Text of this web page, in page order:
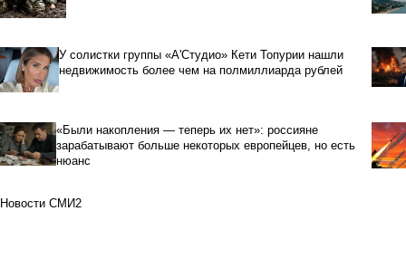
У солистки группы «А'Студио» Кети Топурии нашли
недвижимость более чем на полмиллиарда рублей
«Были накопления — теперь их нет»: россияне
зарабатывают больше некоторых европейцев, но есть
нюанс
Новости СМИ2